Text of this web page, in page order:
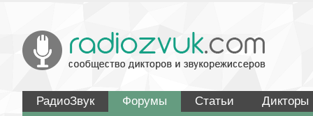
РадиоЗвук Форумы Статьи Дикторы